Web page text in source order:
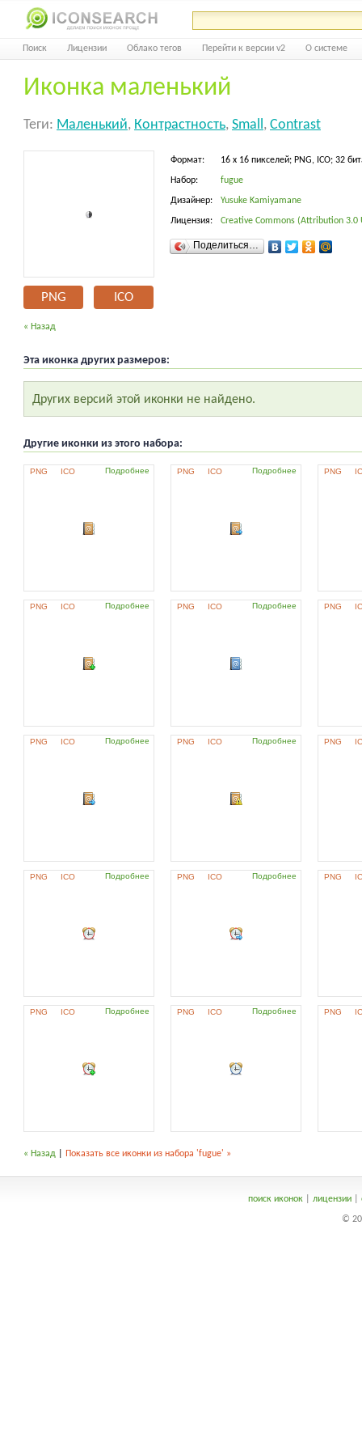
Поиск Лицензии Облако тегов Перейти к версии v2 О системе
Иконка маленький
Теги: Маленький, Контрастность, Small, Contrast
PNG ICO
Формат: 16 x 16 пикселей; PNG, ICO; 32
Набор: fugue
Дизайнер: Yusuke Kamiyamane
Лицензия: Creative Commons (Attribution 3.0
Поделиться…
« Назад
Эта иконка других размеров:
Других версий этой иконки не найдено.
Другие иконки из этого набора:
PNG ICO Подробнее PNG ICO Подробнее PNG
PNG ICO Подробнее PNG ICO Подробнее PNG
PNG ICO Подробнее PNG ICO Подробнее PNG
PNG ICO Подробнее PNG ICO Подробнее PNG
PNG ICO Подробнее PNG ICO Подробнее PNG
« Назад Показать все иконки из набора 'fugue' »
поиск иконок| лицензии|
©